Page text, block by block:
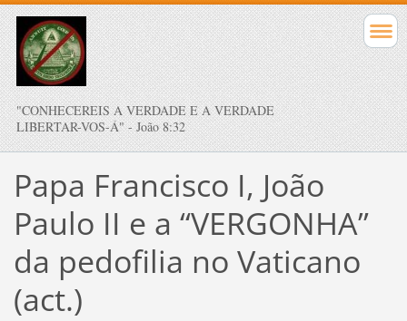
"CONHECEREIS A VERDADE E A VERDADE
LIBERTAR-VOS-Á" - João 8:32
Papa Francisco I, João
Paulo II e a “VERGONHA”
da pedofilia no Vaticano
(act.)